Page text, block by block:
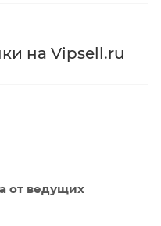
на Vipsell.ru
от ведущих